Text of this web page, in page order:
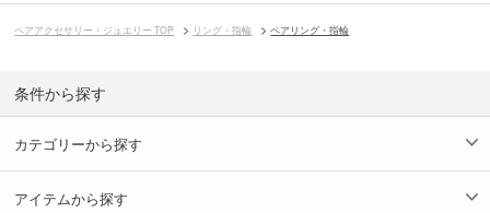
ペアアクセサリー・ジュエリー TOP リング・指輪 ペアリング・指輪
条件から探す
カテゴリーから探す
アイテムから探す